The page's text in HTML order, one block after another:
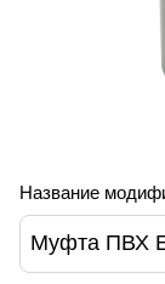
Название